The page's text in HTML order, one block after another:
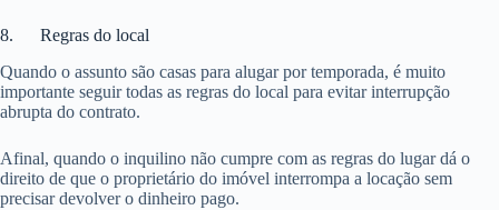
8. Regras do local
Quando o assunto são casas para alugar por temporada, é muito
importante seguir todas as regras do local para evitar interrupção
abrupta do contrato.
Afinal, quando o inquilino não cumpre com as regras do lugar dá o
direito de que o proprietário do imóvel interrompa a locação sem
precisar devolver o dinheiro pago.